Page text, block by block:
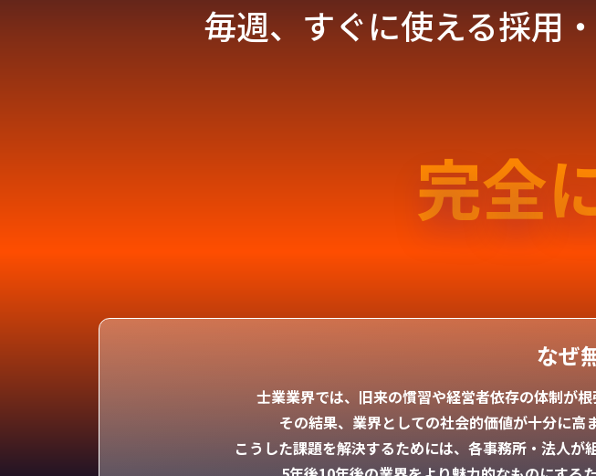
毎週、すぐに使える採用
完全
なぜ
士業業界では、旧来の慣習や経営者依存の体制が
その結果、業界としての社会的価値が十分に高
こうした課題を解決するためには、各事務所・法人が